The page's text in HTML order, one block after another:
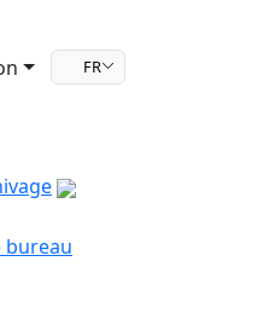
FR
bureau